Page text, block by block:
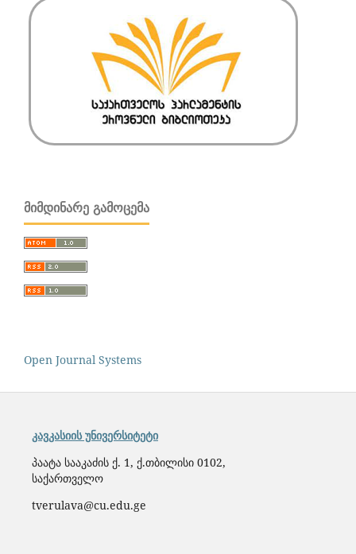
ᲛᲘᲛᲓᲘᲜᲐᲠᲔ ᲒᲐᲛᲝᲪᲔᲛᲐ
Open Journal Systems
კავკასიის უნივერსიტეტი
პაატა სააკაძის ქ. 1, ქ.თბილისი 0102,
საქართველო
tverulava@cu.edu.ge